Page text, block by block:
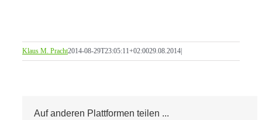
Klaus M. Pracht2014-08-29T23:05:11+02:0029.08.2014|
Auf anderen Plattformen teilen ...